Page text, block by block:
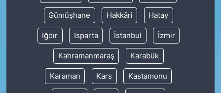
Gümüşhane Hakkâri Hatay
Iğdır Isparta İstanbul İzmir
Kahramanmaraş Karabük
Karaman Kars Kastamonu